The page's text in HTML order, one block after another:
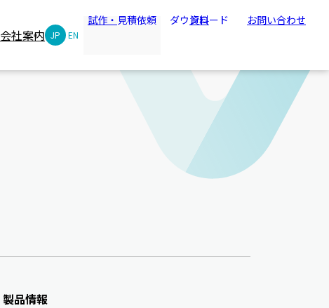
会社案内 JP EN
試作・ 見積依頼 資料
ダウンロード お問い合わせ
製品情報